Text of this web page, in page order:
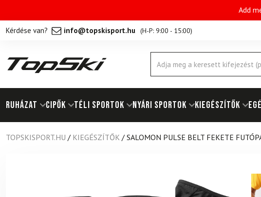
Add
Kérdése van? info@topskisport.hu (H-P: 9:00 - 15:00)
Products
search
RUHÁZAT Cipők TÉLI SPORTOK NYÁRI SPORTOK KIEGÉSZÍTŐK
TOPSKISPORT.HU / KIEGÉSZÍTŐK / SALOMON PULSE BELT FEKETE